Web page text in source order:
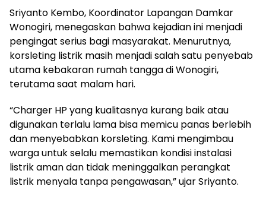
Sriyanto Kembo, Koordinator Lapangan Damkar
Wonogiri, menegaskan bahwa kejadian ini menjadi
pengingat serius bagi masyarakat. Menurutnya,
korsleting listrik masih menjadi salah satu penyebab
utama kebakaran rumah tangga di Wonogiri,
terutama saat malam hari.
“Charger HP yang kualitasnya kurang baik atau
digunakan terlalu lama bisa memicu panas berlebih
dan menyebabkan korsleting. Kami mengimbau
warga untuk selalu memastikan kondisi instalasi
listrik aman dan tidak meninggalkan perangkat
listrik menyala tanpa pengawasan,” ujar Sriyanto.